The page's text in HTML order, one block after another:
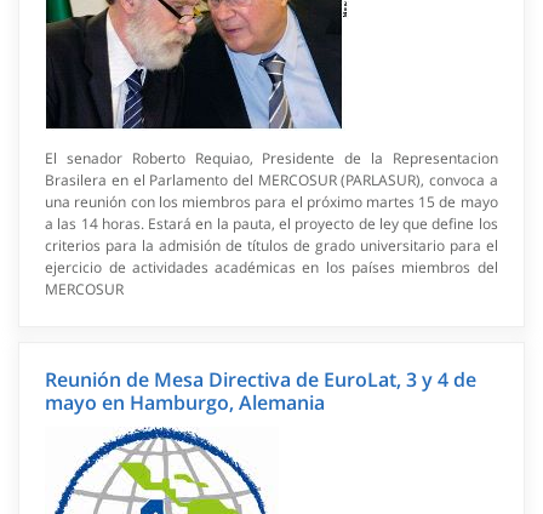
El senador Roberto Requiao, Presidente de la Representacion
Brasilera en el Parlamento del MERCOSUR (PARLASUR), convoca a
una reunión con los miembros para el próximo martes 15 de mayo
a las 14 horas. Estará en la pauta, el proyecto de ley que define los
criterios para la admisión de títulos de grado universitario para el
ejercicio de actividades académicas en los países miembros del
MERCOSUR
Reunión de Mesa Directiva de EuroLat, 3 y 4 de
mayo en Hamburgo, Alemania